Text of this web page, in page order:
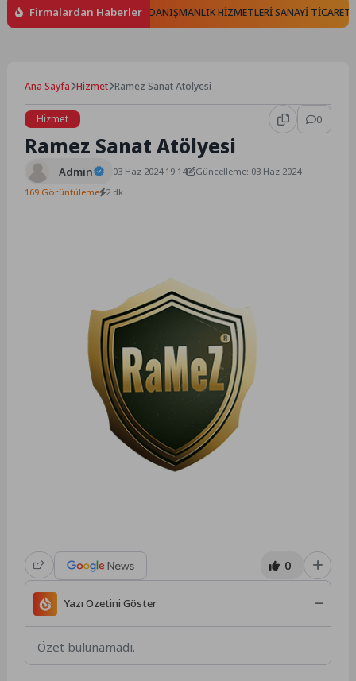
Firmalardan Haberler
TELEKOMÜNİKASYON VE DANIŞMANLIK HİZMETLERİ SANAYİ TİCARET
Ana Sayfa Hizmet Ramez Sanat Atölyesi
Hizmet 0
Ramez Sanat Atölyesi
Admin 03 Haz 2024 19:14
Güncelleme: 03 Haz 2024
169 Görüntüleme 2 dk.
0
Yazı Özetini Göster
Özet bulunamadı.